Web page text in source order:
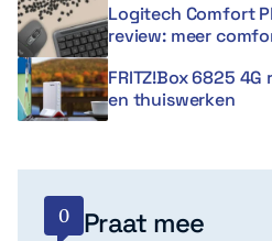
Logitech Comfort
review: meer
FRITZ!Box 6825
en thuiswerken
0 Praat mee